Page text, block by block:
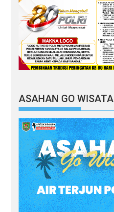
ASAHAN GO WISATA